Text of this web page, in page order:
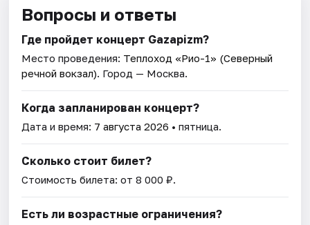
Вопросы и ответы
Где пройдет концерт Gazapizm?
Место проведения: Теплоход «Рио-1» (Северный
речной вокзал). Город — Москва.
Когда запланирован концерт?
Дата и время: 7 августа 2026 • пятница.
Сколько стоит билет?
Стоимость билета: от 8 000 ₽.
Есть ли возрастные ограничения?